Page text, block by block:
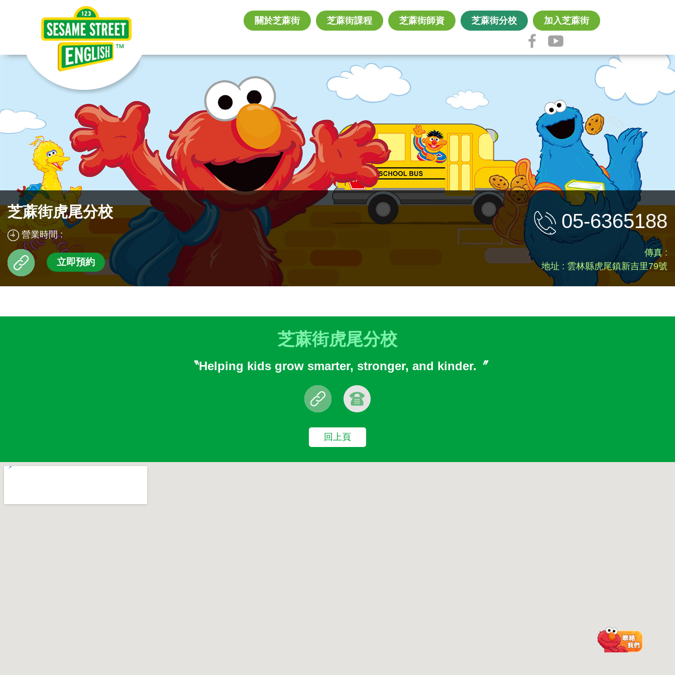
關於芝蔴街 芝蔴街課程 芝蔴街師資 芝蔴街分校 加入芝蔴街
芝蔴街虎尾分校
營業時間 :
立即預約
05-6365188
傳真 :
地址 : 雲林縣虎尾鎮新吉里79號
芝蔴街虎尾分校
〝Helping kids grow smarter, stronger, and kinder.〞